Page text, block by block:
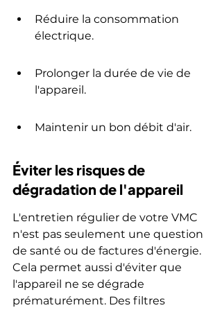
Réduire la consommation
électrique.
Prolonger la durée de vie de
l'appareil.
Maintenir un bon débit d'air.
Éviter les risques de
dégradation de l'appareil
L'entretien régulier de votre VMC
n'est pas seulement une question
de santé ou de factures d'énergie.
Cela permet aussi d'éviter que
l'appareil ne se dégrade
prématurément. Des filtres